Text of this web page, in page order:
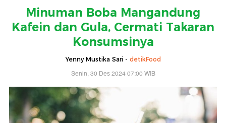
Minuman Boba Mangandung
Kafein dan Gula, Cermati Takaran
Konsumsinya
Yenny Mustika Sari - detikFood
Senin, 30 Des 2024 07:00 WIB